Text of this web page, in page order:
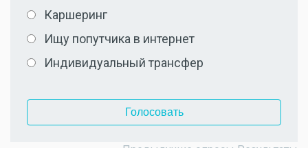
Каршеринг
Ищу попутчика в интернет
Индивидуальный трансфер